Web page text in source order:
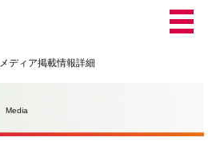
メディア掲載情報詳細
Media